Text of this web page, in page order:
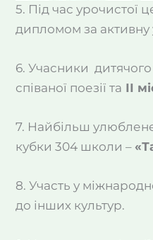
5. Під час урочистої
дипломом за активну
6. Учасники
співаної поезії та ІІ
7. Найбільш
кубки 304 школи –
8. Участь у
до інших культур.